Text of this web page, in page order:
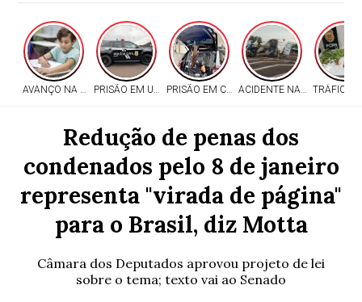
Edição
AVANÇO NA EDUCAÇÃOPRISÃO EM UMUARAMAPRISÃO EM CASCAVELACIDENTE NA PR-323TRÁFICO
Redução de penas dos
condenados pelo 8 de janeiro
representa "virada de página"
para o Brasil, diz Motta
Câmara dos Deputados aprovou projeto de lei
sobre o tema; texto vai ao Senado